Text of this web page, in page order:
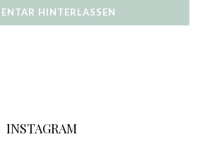
INSTAGRAM